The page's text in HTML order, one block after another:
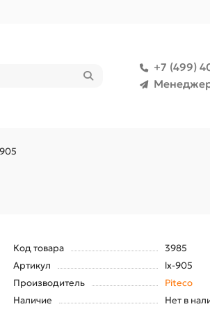
+7 (499)
Код товара
3985
Артикул
lx-905
Производитель
Piteco
Наличие
Нет в